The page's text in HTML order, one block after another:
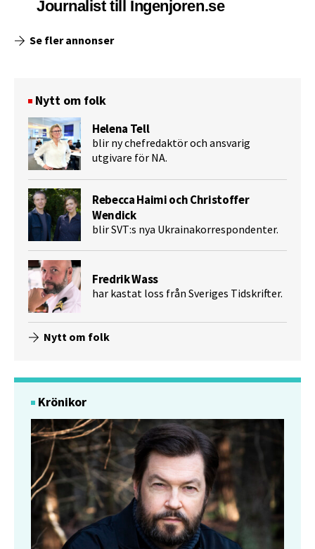
Journalist till Ingenjoren.se
Se fler annonser
Nytt om folk
Helena Tell
blir ny chefredaktör och ansvarig
utgivare för NA.
Rebecca Haimi och Christoffer
Wendick
blir SVT:s nya Ukrainakorrespondenter.
Fredrik Wass
har kastat loss från Sveriges Tidskrifter.
Nytt om folk
Krönikor